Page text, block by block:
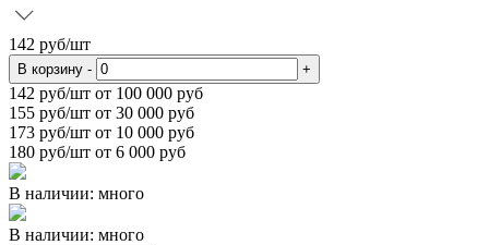
142 руб/шт
В корзину - +
142 руб/шт от 100 000 руб
155 руб/шт от 30 000 руб
173 руб/шт от 10 000 руб
180 руб/шт от 6 000 руб
В наличии: много
В наличии: много